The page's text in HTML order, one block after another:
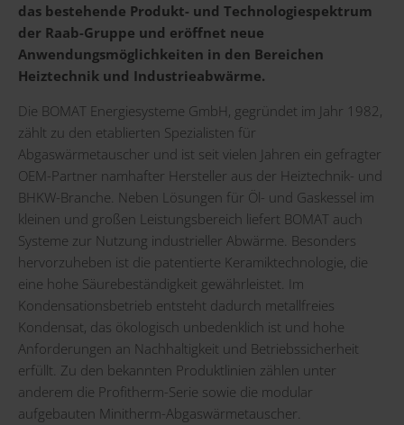
das bestehende Produkt- und Technologiespektrum
der Raab-Gruppe und eröffnet neue
Anwendungsmöglichkeiten in den Bereichen
Heiztechnik und Industrieabwärme.
Die BOMAT Energiesysteme GmbH, gegründet im Jahr 1982,
zählt zu den etablierten Spezialisten für
Abgaswärmetauscher und ist seit vielen Jahren ein gefragter
OEM-Partner namhafter Hersteller aus der Heiztechnik- und
BHKW-Branche. Neben Lösungen für Öl- und Gaskessel im
kleinen und großen Leistungsbereich liefert BOMAT auch
Systeme zur Nutzung industrieller Abwärme. Besonders
hervorzuheben ist die patentierte Keramiktechnologie, die
eine hohe Säurebeständigkeit gewährleistet. Im
Kondensationsbetrieb entsteht dadurch metallfreies
Kondensat, das ökologisch unbedenklich ist und hohe
Anforderungen an Nachhaltigkeit und Betriebssicherheit
erfüllt. Zu den bekannten Produktlinien zählen unter
anderem die Profitherm-Serie sowie die modular
aufgebauten Minitherm-Abgaswärmetauscher.